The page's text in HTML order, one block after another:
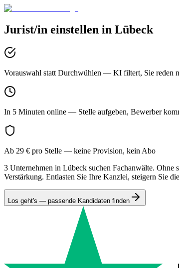
Jurist/in einstellen in Lübeck
Vorauswahl statt Durchwühlen — KI filtert, Sie reden
In 5 Minuten online — Stelle aufgeben, Bewerber
Ab 29 € pro Stelle — keine Provision, kein Abo
3 Unternehmen in Lübeck suchen Fachanwälte. Ohne
Verstärkung. Entlasten Sie Ihre Kanzlei, steigern Sie
Los geht's — passende Kandidaten finden